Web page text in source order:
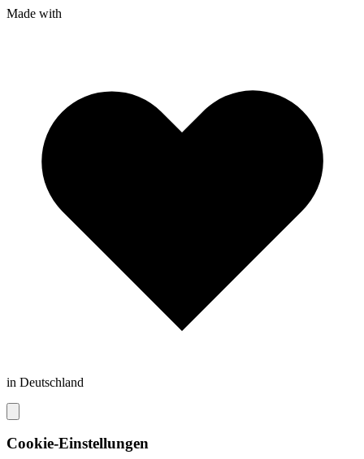
Made with
in Deutschland
Cookie-Einstellungen